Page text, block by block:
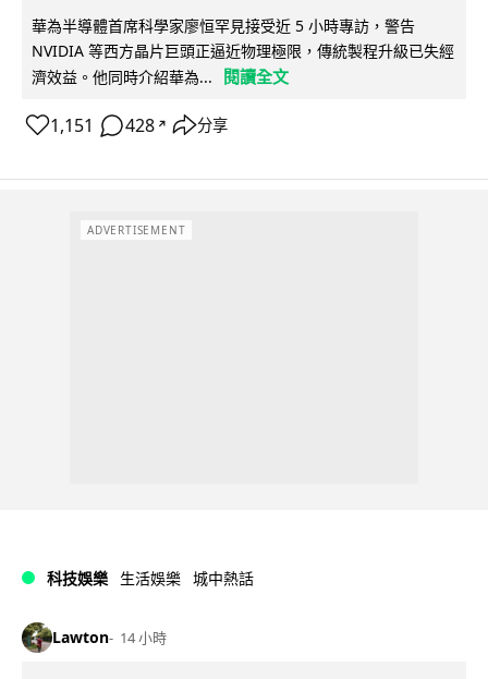
華為半導體首席科學家廖恒罕見接受近 5 小時專訪，警告
NVIDIA 等西方晶片巨頭正逼近物理極限，傳統製程升級已失經
濟效益。他同時介紹華為...
閱讀全文
1,151 428 ↗ 分享
ADVERTISEMENT
科技娛樂 生活娛樂 城中熱話
Lawton 14 小時